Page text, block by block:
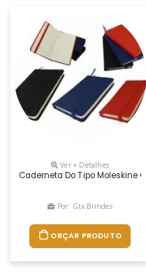
Ver + Detalhes
Caderneta Do Tipo Moleskine
Por: Gtx Brindes
ORÇAR PRODUTO